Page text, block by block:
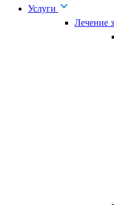
Услуги
Лечение